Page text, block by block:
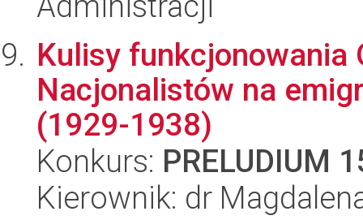
Kulisy funkcjonowania
Nacjonalistów na
(1929-1938)
Konkurs: PRELUDIUM
Kierownik: dr